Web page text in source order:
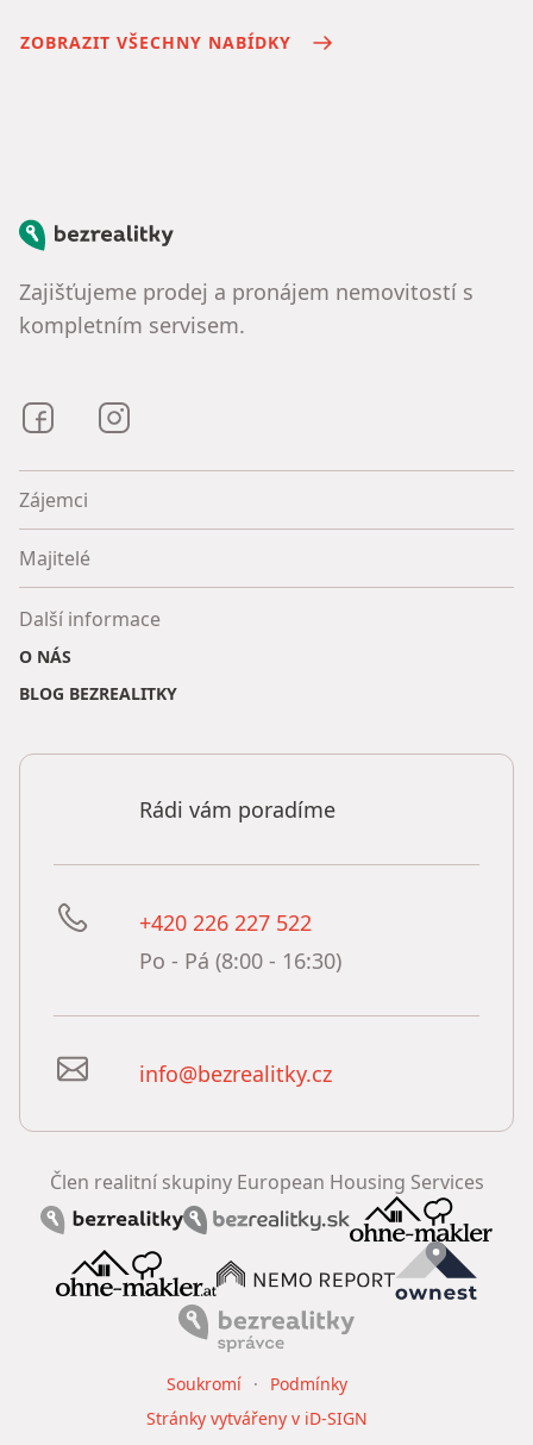
ZOBRAZIT VŠECHNY NABÍDKY
Bezrealitky
Zajišťujeme prodej a pronájem nemovitostí s
kompletním servisem.
Bezrealitky na Facebooku
Zájemci
Majitelé
Další informace
O NÁS
BLOG BEZREALITKY
Rádi vám poradíme
+420 226 227 522
Po - Pá (8:00 - 16:30)
info@bezrealitky.cz
Člen realitní skupiny European Housing Services
Soukromí
Podmínky
Stránky vytvářeny v iD-SIGN